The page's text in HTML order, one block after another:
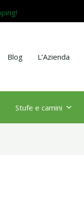
Blog L’Azienda
Stufe e camini